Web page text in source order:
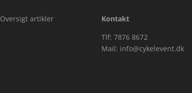
Oversigt artikler
Kontakt
Tlf: 7876 8672
Mail: info@cykelevent.dk